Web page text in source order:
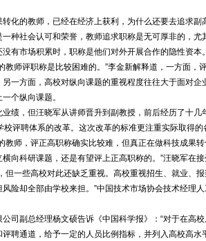
化的教师，已经在经济上获利，为什么还要去追求副
种社会认可和荣誉，教师追求职称是无可厚非的，
有市场积累时，职称是他们对外开展合作的隐性资本。
教师评职称是比较困难的。”李金新解释道，一方面，
一方面，高校对纵向课题的重视程度往往大于面对企
个纵向课题。
绩，但汪晓军从讲师晋升到副教授，前后经历了十
评聘体系的改革。这次改革的标准更注重实际取得的
教师，评正高职称确实比较难，但真正在做科技成果转
向科研课题，还是有望评上正高职称的。”汪晓军在接
但一些高校对此还缺乏重视。高校重视招生、就业、
险却全部由学校来担。”中国技术市场协会技术经理
司副总经理杨文硕告诉《中国科学报》：“对于在高
聘通道，给予一定的人员比例指标，并列入高校高